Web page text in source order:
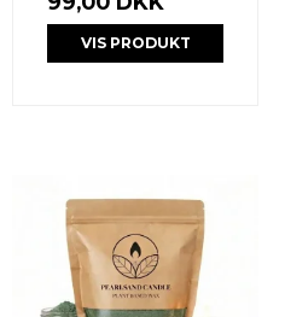
VIS PRODUKT